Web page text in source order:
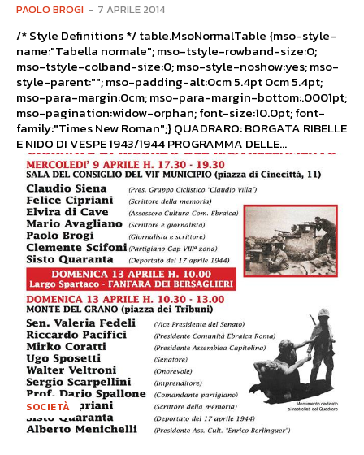
PAOLO BROGI - 7 APRILE 2014
/* Style Definitions */ table.MsoNormalTable {mso-style-
name:"Tabella normale"; mso-tstyle-rowband-size:0;
mso-tstyle-colband-size:0; mso-style-noshow:yes; mso-
style-parent:""; mso-padding-alt:0cm 5.4pt 0cm 5.4pt;
mso-para-margin:0cm; mso-para-margin-bottom:.0001pt;
mso-pagination:widow-orphan; font-size:10.0pt; font-
family:"Times New Roman";} QUADRARO: BORGATA RIBELLE
E NIDO DI VESPE 1943/1944 PROGRAMMA DELLE...
SOCIETÀ